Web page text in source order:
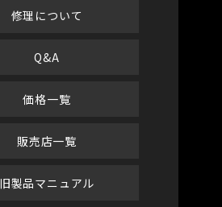
修理について
Q&A
価格一覧
販売店一覧
旧製品マニュアル